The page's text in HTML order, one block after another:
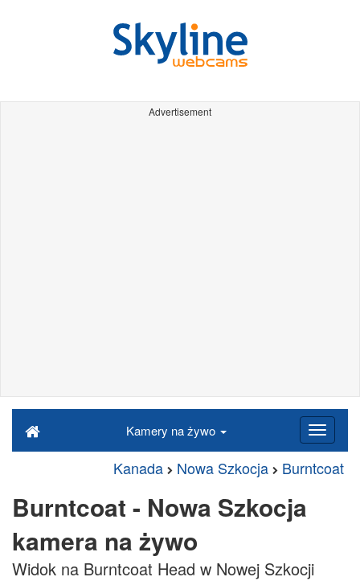
Advertisement
Kamery na żywo
Kanada Nowa Szkocja Burntcoat
Burntcoat - Nowa Szkocja
kamera na żywo
Widok na Burntcoat Head w Nowej Szkocji